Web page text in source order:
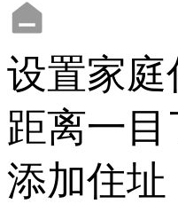
设置家庭
距离一目
添加住址